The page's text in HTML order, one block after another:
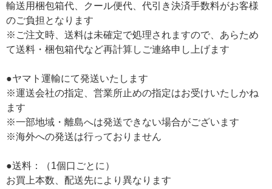
輸送用梱包箱代、クール便代、代引き決済手数料がお客様
のご負担となります
※ご注文時、送料は未確定で処理されますので、あらため
て送料・梱包箱代など再計算しご連絡申し上げます
●ヤマト運輸にて発送いたします
※運送会社の指定、営業所止めの指定はお受けいたしかね
ます
※一部地域・離島へは発送できない場合がございます
※海外への発送は行っておりません
●送料：（1個口ごとに）
お買上本数、配送先により異なります